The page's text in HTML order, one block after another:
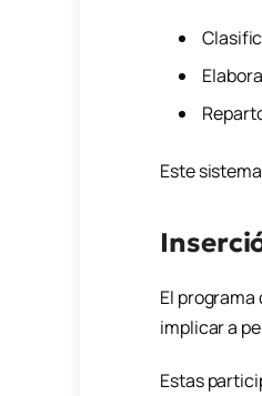
Este
El
implicar a
Estas